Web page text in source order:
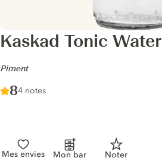
Kaskad Tonic Water
-
Piment
Score :
8/ 10
4 notes
Mes envies Mon bar Noter